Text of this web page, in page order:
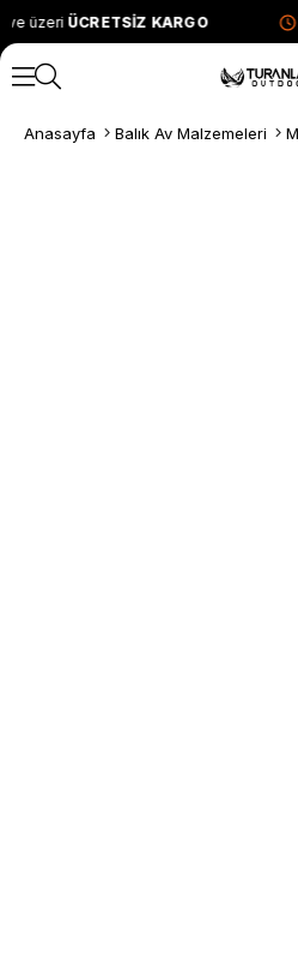
ve üzeriÜCRETSİZ KARGO
Anasayfa Balık Av Malzemeleri